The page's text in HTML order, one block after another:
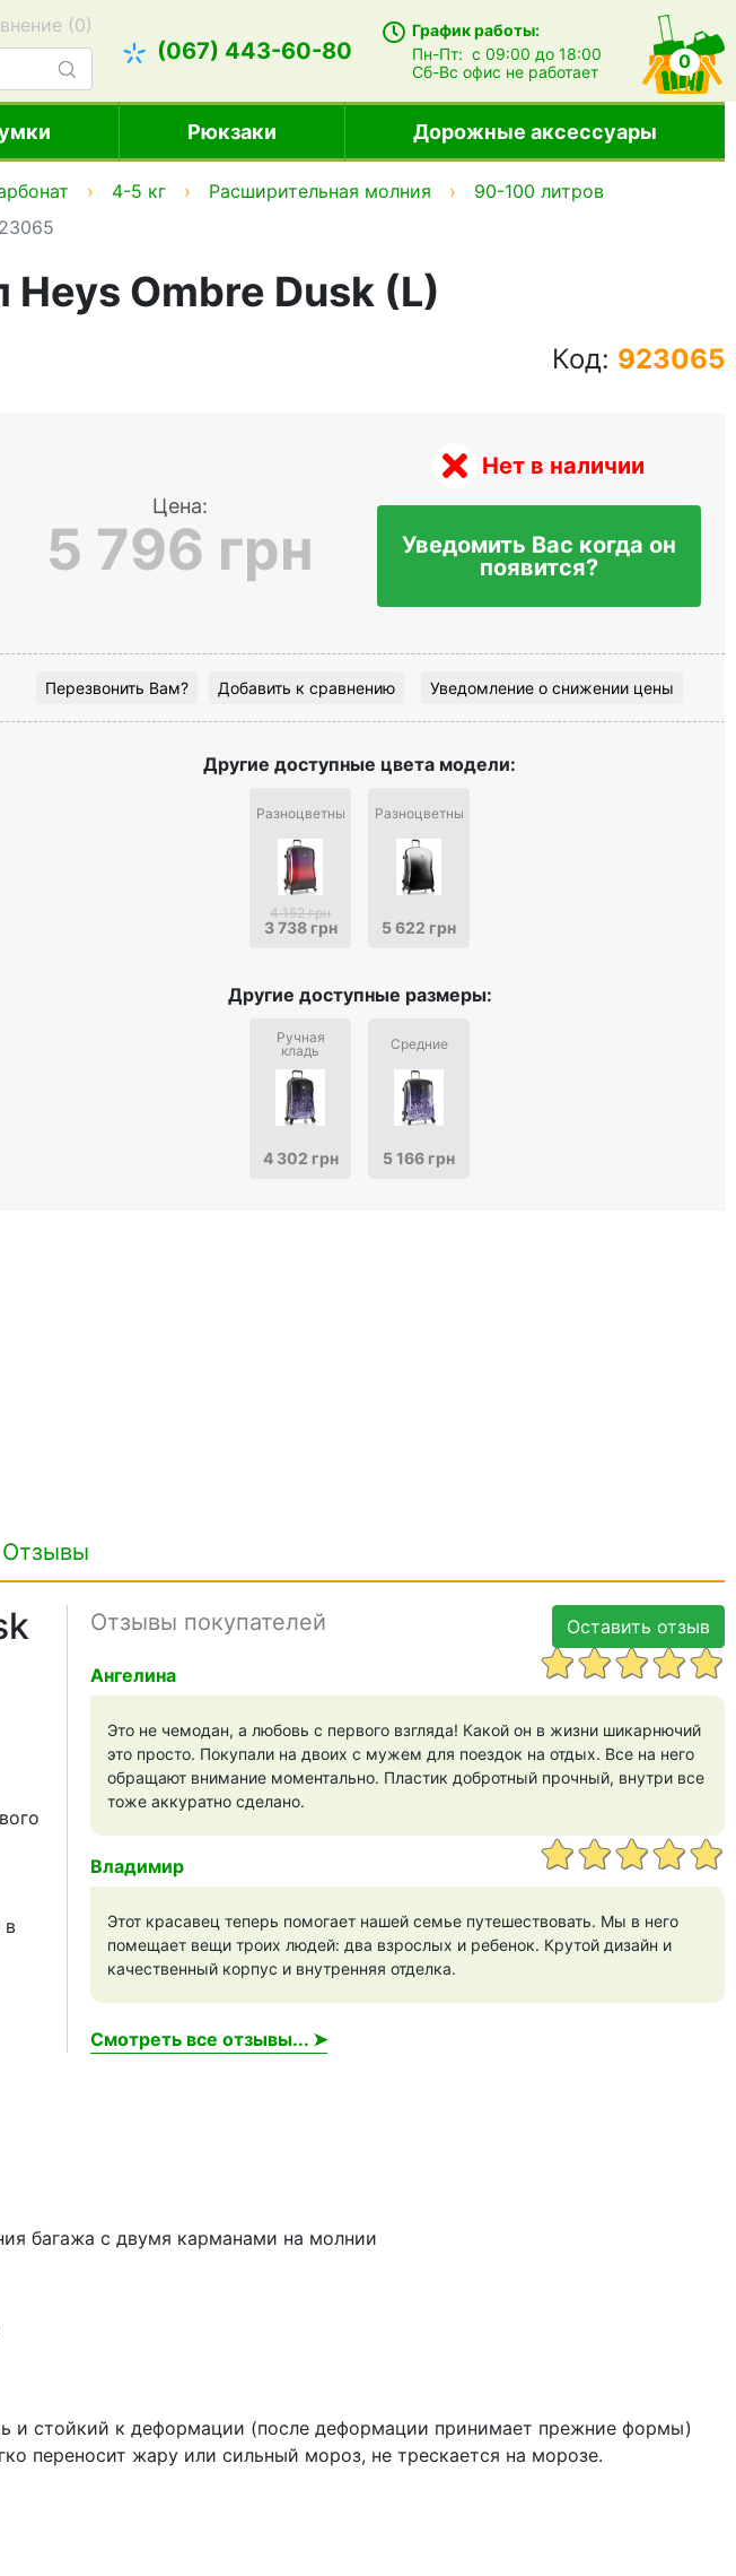
(0)
(067) 443-60-80
График работы:
Пн-Пт:с 09:00 до 18:00
Сб-Всофис не работает 0
Рюкзаки Дорожные аксессуары
4-5 кг Расширительная молния
90-100 литров
Ombre Dusk (L)
Код: 923065
Цена:
5 796 грн
Нет в наличии
Уведомить Вас когда он
появится?
Перезвонить Вам? Добавить к сравнению Уведомление о снижении цены
Другие доступные цвета модели:
Разноцветный
4 152 грн
3 738 грн
Разноцветный
5 622 грн
Другие доступные размеры:
Ручная
кладь
4 302 грн
Средние
5 166 грн
Отзывы
Оставить отзыв
Отзывы покупателей
Ангелина
Это не чемодан, а любовь с первого взгляда! Какой он в жизни шикарнючий
это просто. Покупали на двоих с мужем для поездок на отдых. Все на него
обращают внимание моментально. Пластик добротный прочный, внутри все
тоже аккуратно сделано.
Владимир
Этот красавец теперь помогает нашей семье путешествовать. Мы в него
помещает вещи троих людей: два взрослых и ребенок. Крутой дизайн и
качественный корпус и внутренняя отделка.
Смотреть все отзывы... ➤
в
багажа с двумя карманами на молнии
и стойкий к деформации (после деформации принимает прежние формы)
переносит жару или сильный мороз, не трескается на морозе.